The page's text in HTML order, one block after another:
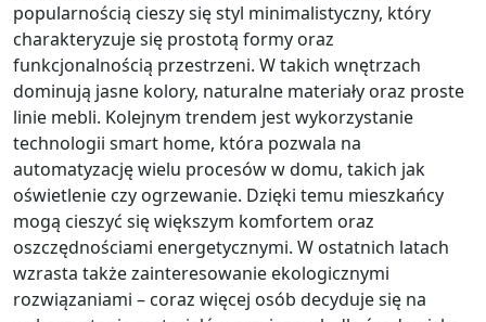
popularnością cieszy się styl minimalistyczny, który
charakteryzuje się prostotą formy oraz
funkcjonalnością przestrzeni. W takich wnętrzach
dominują jasne kolory, naturalne materiały oraz proste
linie mebli. Kolejnym trendem jest wykorzystanie
technologii smart home, która pozwala na
automatyzację wielu procesów w domu, takich jak
oświetlenie czy ogrzewanie. Dzięki temu mieszkańcy
mogą cieszyć się większym komfortem oraz
oszczędnościami energetycznymi. W ostatnich latach
wzrasta także zainteresowanie ekologicznymi
rozwiązaniami – coraz więcej osób decyduje się na